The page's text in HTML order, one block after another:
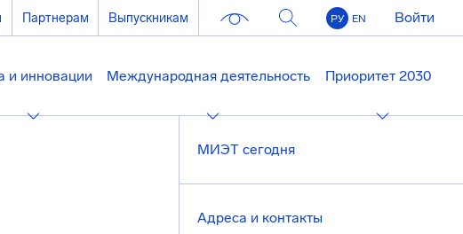
Партнерам Выпускникам РУ EN Войти
и инновации Международная деятельность Приоритет 2030
МИЭТ сегодня
Адреса и контакты